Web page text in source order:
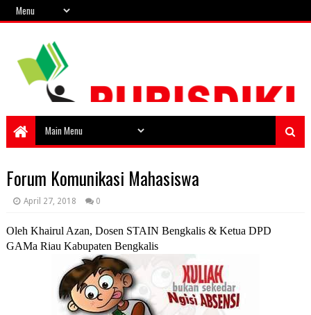
Forum Komunikasi Mahasiswa
April 27, 2018 0
Oleh Khairul Azan, Dosen STAIN Bengkalis & Ketua DPD
GAMa Riau Kabupaten Bengkalis